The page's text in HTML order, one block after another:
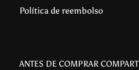
Política de reembolso
ANTES DE COMPRAR